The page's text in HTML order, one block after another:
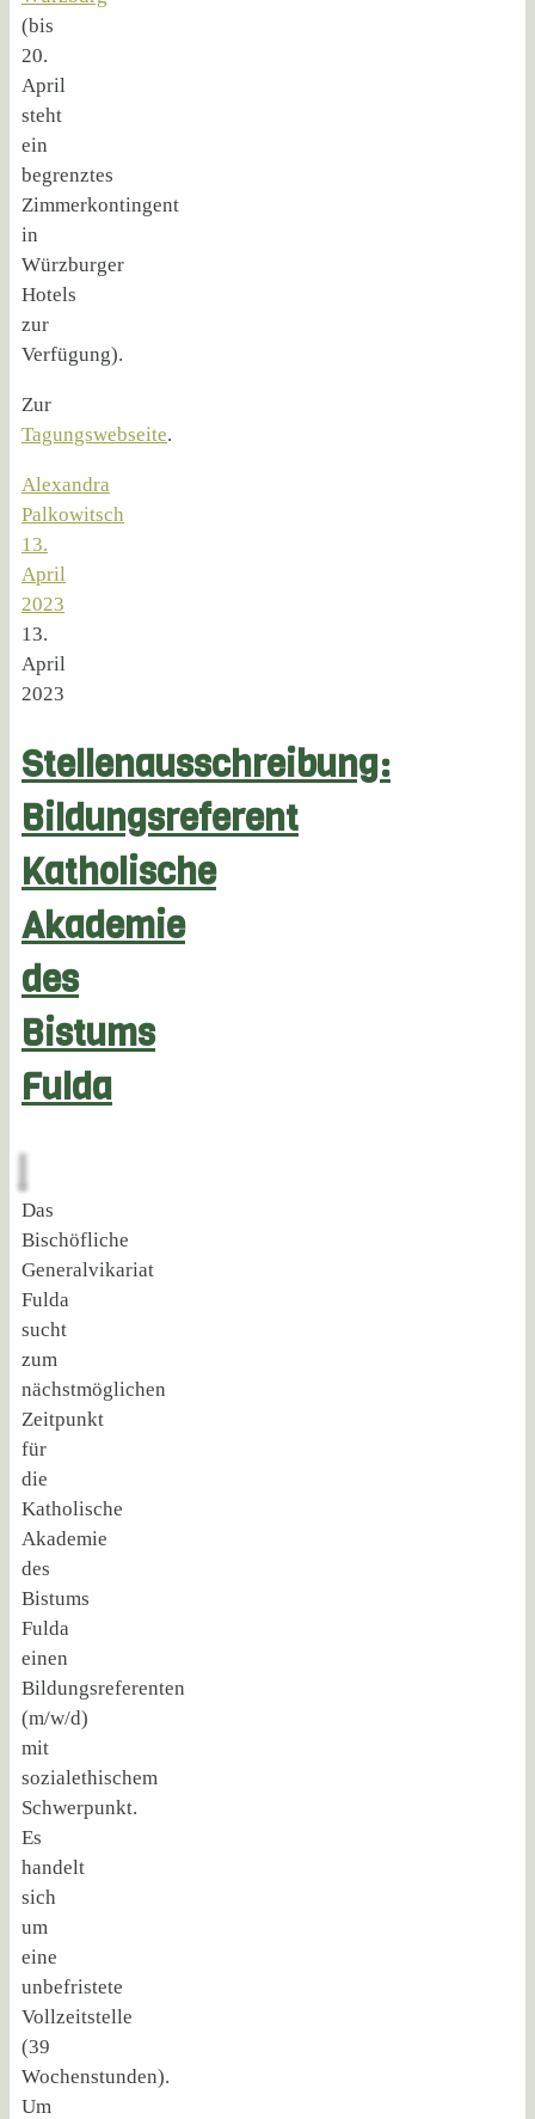
(bis
20.
April
steht
ein
begrenztes
Zimmerkontingent
in
Würzburger
Hotels
zur
Verfügung).
Zur
Tagungswebseite.
Alexandra
Palkowitsch
13.
April
2023
13.
April
2023
Stellenausschreibung:
Bildungsreferent
Katholische
Akademie
des
Bistums
Fulda
Das
Bischöfliche
Generalvikariat
Fulda
sucht
zum
nächstmöglichen
Zeitpunkt
für
die
Katholische
Akademie
des
Bistums
Fulda
einen
Bildungsreferenten
(m/w/d)
mit
sozialethischem
Schwerpunkt.
Es
handelt
sich
um
eine
unbefristete
Vollzeitstelle
(39
Wochenstunden).
Um